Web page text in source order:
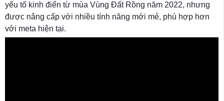
yếu tố kinh điển từ mùa Vùng Đất Rồng năm 2022, nhưng
được nâng cấp với nhiều tính năng mới mẻ, phù hợp hơn
với meta hiện tại.